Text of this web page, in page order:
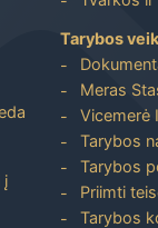
į
Tarybos
Meras
Vicemerė
Tarybos
Tarybos
Priimti
Tarybos